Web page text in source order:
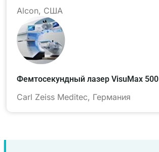
Alcon, США
Фемтосекундный лазер VisuMax 500
Carl Zeiss Meditec, Германия